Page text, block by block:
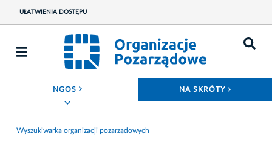
UŁATWIENIA DOSTĘPU
NGOS ROZWIŃ MENU NA SKRÓTY
Wyszukiwarka organizacji pozarządowych